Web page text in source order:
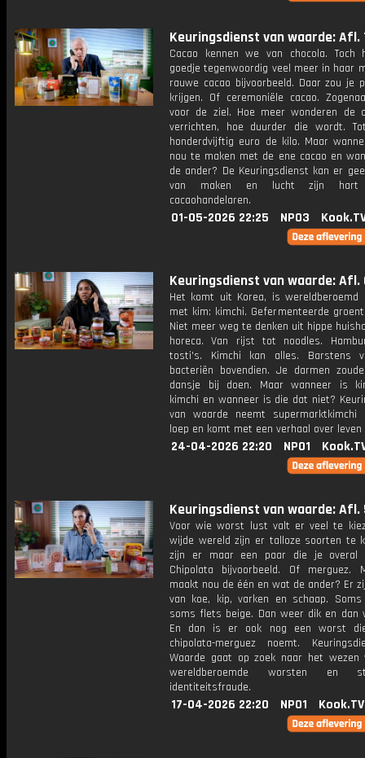
Keuringsdienst van waarde: Afl.
Cacao kennen we van chocola. Toch
goedje tegenwoordig veel meer in haar
rauwe cacao bijvoorbeeld. Daar zou je
krijgen. Of ceremoniële cacao.
voor de ziel. Hoe meer wonderen de
verrichten, hoe duurder die wordt.
honderdvijftig euro de kilo. Maar
nou te maken met de ene cacao en
de ander? De Keuringsdienst kan er
van maken en lucht zijn
cacaohandelaren.
01-05-2026 22:25 NPO3
Keuringsdienst van waarde: Afl.
Het komt uit Korea, is wereldberoemd
met kim: kimchi. Gefermenteerde
Niet meer weg te denken uit hippe
horeca. Van rijst tot noodles.
tosti's. Kimchi kan alles. Barstens
bacteriën bovendien. Je darmen
dansje bij doen. Maar wanneer is
kimchi en wanneer is die dat niet?
van waarde neemt supermarktkimchi
loep en komt met een verhaal over leven
24-04-2026 22:20 NPO1
Keuringsdienst van waarde: Afl.
Voor wie worst lust valt er veel te
wijde wereld zijn er talloze soorten te
zijn er maar een paar die je overal
Chipolata bijvoorbeeld. Of merguez.
maakt nou de één en wat de ander? Er
van koe, kip, varken en schaap. Soms
soms flets beige. Dan weer dik en dan
En dan is er ook nog een worst
chipolata-merguez noemt.
Waarde gaat op zoek naar het wezen
wereldberoemde worsten en
identiteitsfraude.
17-04-2026 22:20 NPO1 Kook.TV